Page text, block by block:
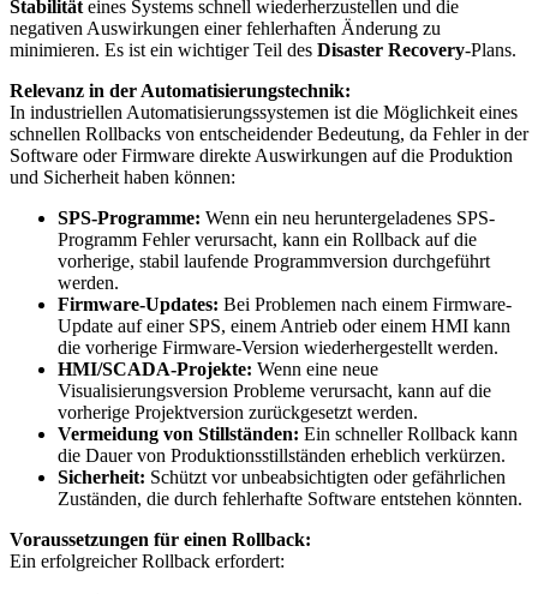
Stabilität eines Systems schnell wiederherzustellen und die
negativen Auswirkungen einer fehlerhaften Änderung zu
minimieren. Es ist ein wichtiger Teil des Disaster Recovery-Plans.
Relevanz in der Automatisierungstechnik:
In industriellen Automatisierungssystemen ist die Möglichkeit eines
schnellen Rollbacks von entscheidender Bedeutung, da Fehler in der
Software oder Firmware direkte Auswirkungen auf die Produktion
und Sicherheit haben können:
SPS-Programme: Wenn ein neu heruntergeladenes SPS-
Programm Fehler verursacht, kann ein Rollback auf die
vorherige, stabil laufende Programmversion durchgeführt
werden.
Firmware-Updates: Bei Problemen nach einem Firmware-
Update auf einer SPS, einem Antrieb oder einem HMI kann
die vorherige Firmware-Version wiederhergestellt werden.
HMI/SCADA-Projekte: Wenn eine neue
Visualisierungsversion Probleme verursacht, kann auf die
vorherige Projektversion zurückgesetzt werden.
Vermeidung von Stillständen: Ein schneller Rollback kann
die Dauer von Produktionsstillständen erheblich verkürzen.
Sicherheit: Schützt vor unbeabsichtigten oder gefährlichen
Zuständen, die durch fehlerhafte Software entstehen könnten.
Voraussetzungen für einen Rollback:
Ein erfolgreicher Rollback erfordert: